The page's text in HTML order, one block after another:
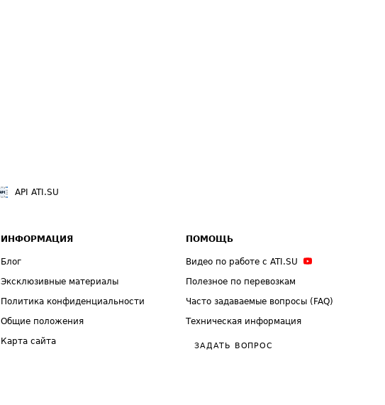
API ATI.SU
ИНФОРМАЦИЯ
Блог
Эксклюзивные материалы
Политика конфиденциальности
Общие положения
Карта сайта
ПОМОЩЬ
Видео по работе с ATI.SU
Полезное по перевозкам
Часто задаваемые вопросы (FAQ)
Техническая информация
ЗАДАТЬ ВОПРОС